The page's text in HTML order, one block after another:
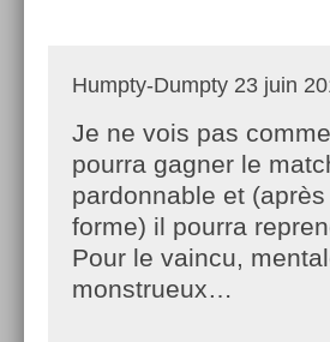
Humpty-Dumpty 23 juin
Je ne vois pas
pourra gagner le
pardonnable et
forme) il pourra
Pour le vaincu,
monstrueux…